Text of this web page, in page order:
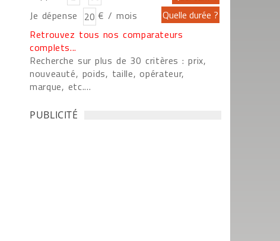
Je dépense
€ / mois
Retrouvez tous nos comparateurs
complets...
Recherche sur plus de 30 critères : prix,
nouveauté, poids, taille, opérateur,
marque, etc....
PUBLICITÉ